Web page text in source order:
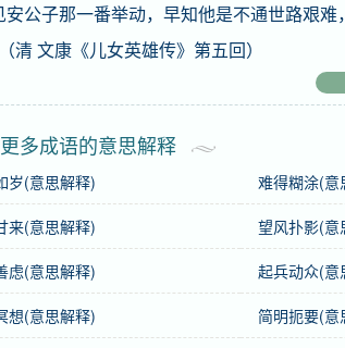
安公子那一番举动，早知他是不通世路艰
清 文康《儿女英雄传》第五回）
zǐ gē ér
ㄥ ㄗˇ ㄍㄜ ㄦˊ
子哥兒
子哥儿是中性词。
更多成语的意思解释
岁(意思解释) 难得糊涂(意
来(意思解释) 望风扑影(意
虑(意思解释) 起兵动众(意
想(意思解释) 简明扼要(意